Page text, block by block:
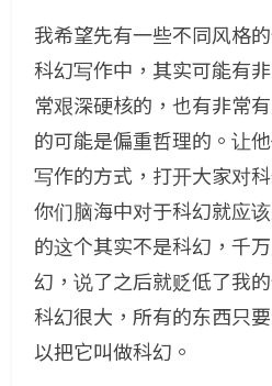
我希望先有一些不同风格
科幻写作中，其实可能有
常艰深硬核的，也有非常
的可能是偏重哲理的。让
写作的方式，打开大家对
你们脑海中对于科幻就应
的这个其实不是科幻，千
幻，说了之后就贬低了我
科幻很大，所有的东西只
以把它叫做科幻。